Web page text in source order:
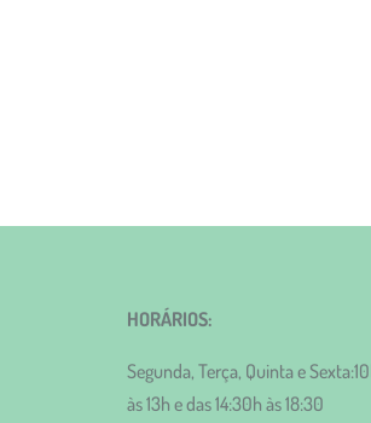
HORÁRIOS:
Segunda, Terça, Quinta e
às 13h e das 14:30h às 18:30